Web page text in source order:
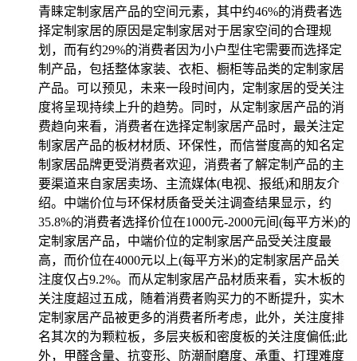
青睐定制家居产品的空间元素，其中约46%的消费者选
择定制家居的原因是定制家居对于居家空间的合理规
划，而有约29%的消费者因为小户型住宅需要而选择定
制产品，包括整体家装、衣柜、橱柜等品类的定制家居
产品。可以预见，未来一段时间内，定制家居的受关注
度将呈现持续上升的趋势。同时，从定制家居产品的消
费趋向来看，消费者在选择定制家居产品时，最关注定
制家居产品的板材材质、环保性，而信誉度高的知名定
制家居品牌更受消费者欢迎，消费者了解定制产品的主
要渠道来自家居卖场、主流媒体(电视、报纸)和朋友介
绍。中端价位与环保材质备受关注调查结果显示，约
35.8%的消费者选择价位在1000元-2000元间(每平方米)的
定制家居产品，中端价位的定制家居产品受关注度最
高，而价位在4000元以上(每平方米)的定制家居产品关
注度仅占9.2%。而从定制家居产品材质来看，实木板的
关注度超过五成，随着消费者购买力的不断提升，实木
定制家居产品被更多的消费者所考虑，此外，关注度排
名其次的为颗粒板，多层夹板和密度板的关注度偏低;此
外，甲醛含量、抗变形、防潮耐磨度、承重、打理难度